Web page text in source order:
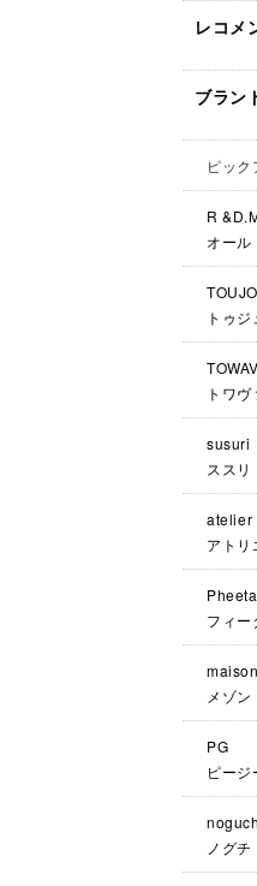
レコメ
ブラン
ピック
R
オール
トゥジ
トワ
susuri
ススリ
atelier
アトリ
Pheeta
フィー
メゾ
PG
ピージ
ノグチ